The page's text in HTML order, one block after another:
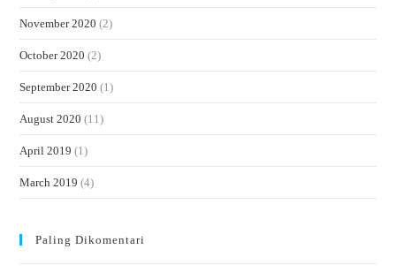
November 2020 (2)
October 2020 (2)
September 2020 (1)
August 2020 (11)
April 2019 (1)
March 2019 (4)
Paling Dikomentari